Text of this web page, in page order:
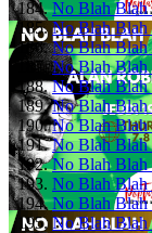
No Blah Blah
No Blah Blah
No Blah Blah
No Blah Blah
No Blah Blah
No Blah Blah
No Blah Blah
No Blah Blah
No Blah Blah
No Blah Blah
No Blah Blah
No Blah Blah